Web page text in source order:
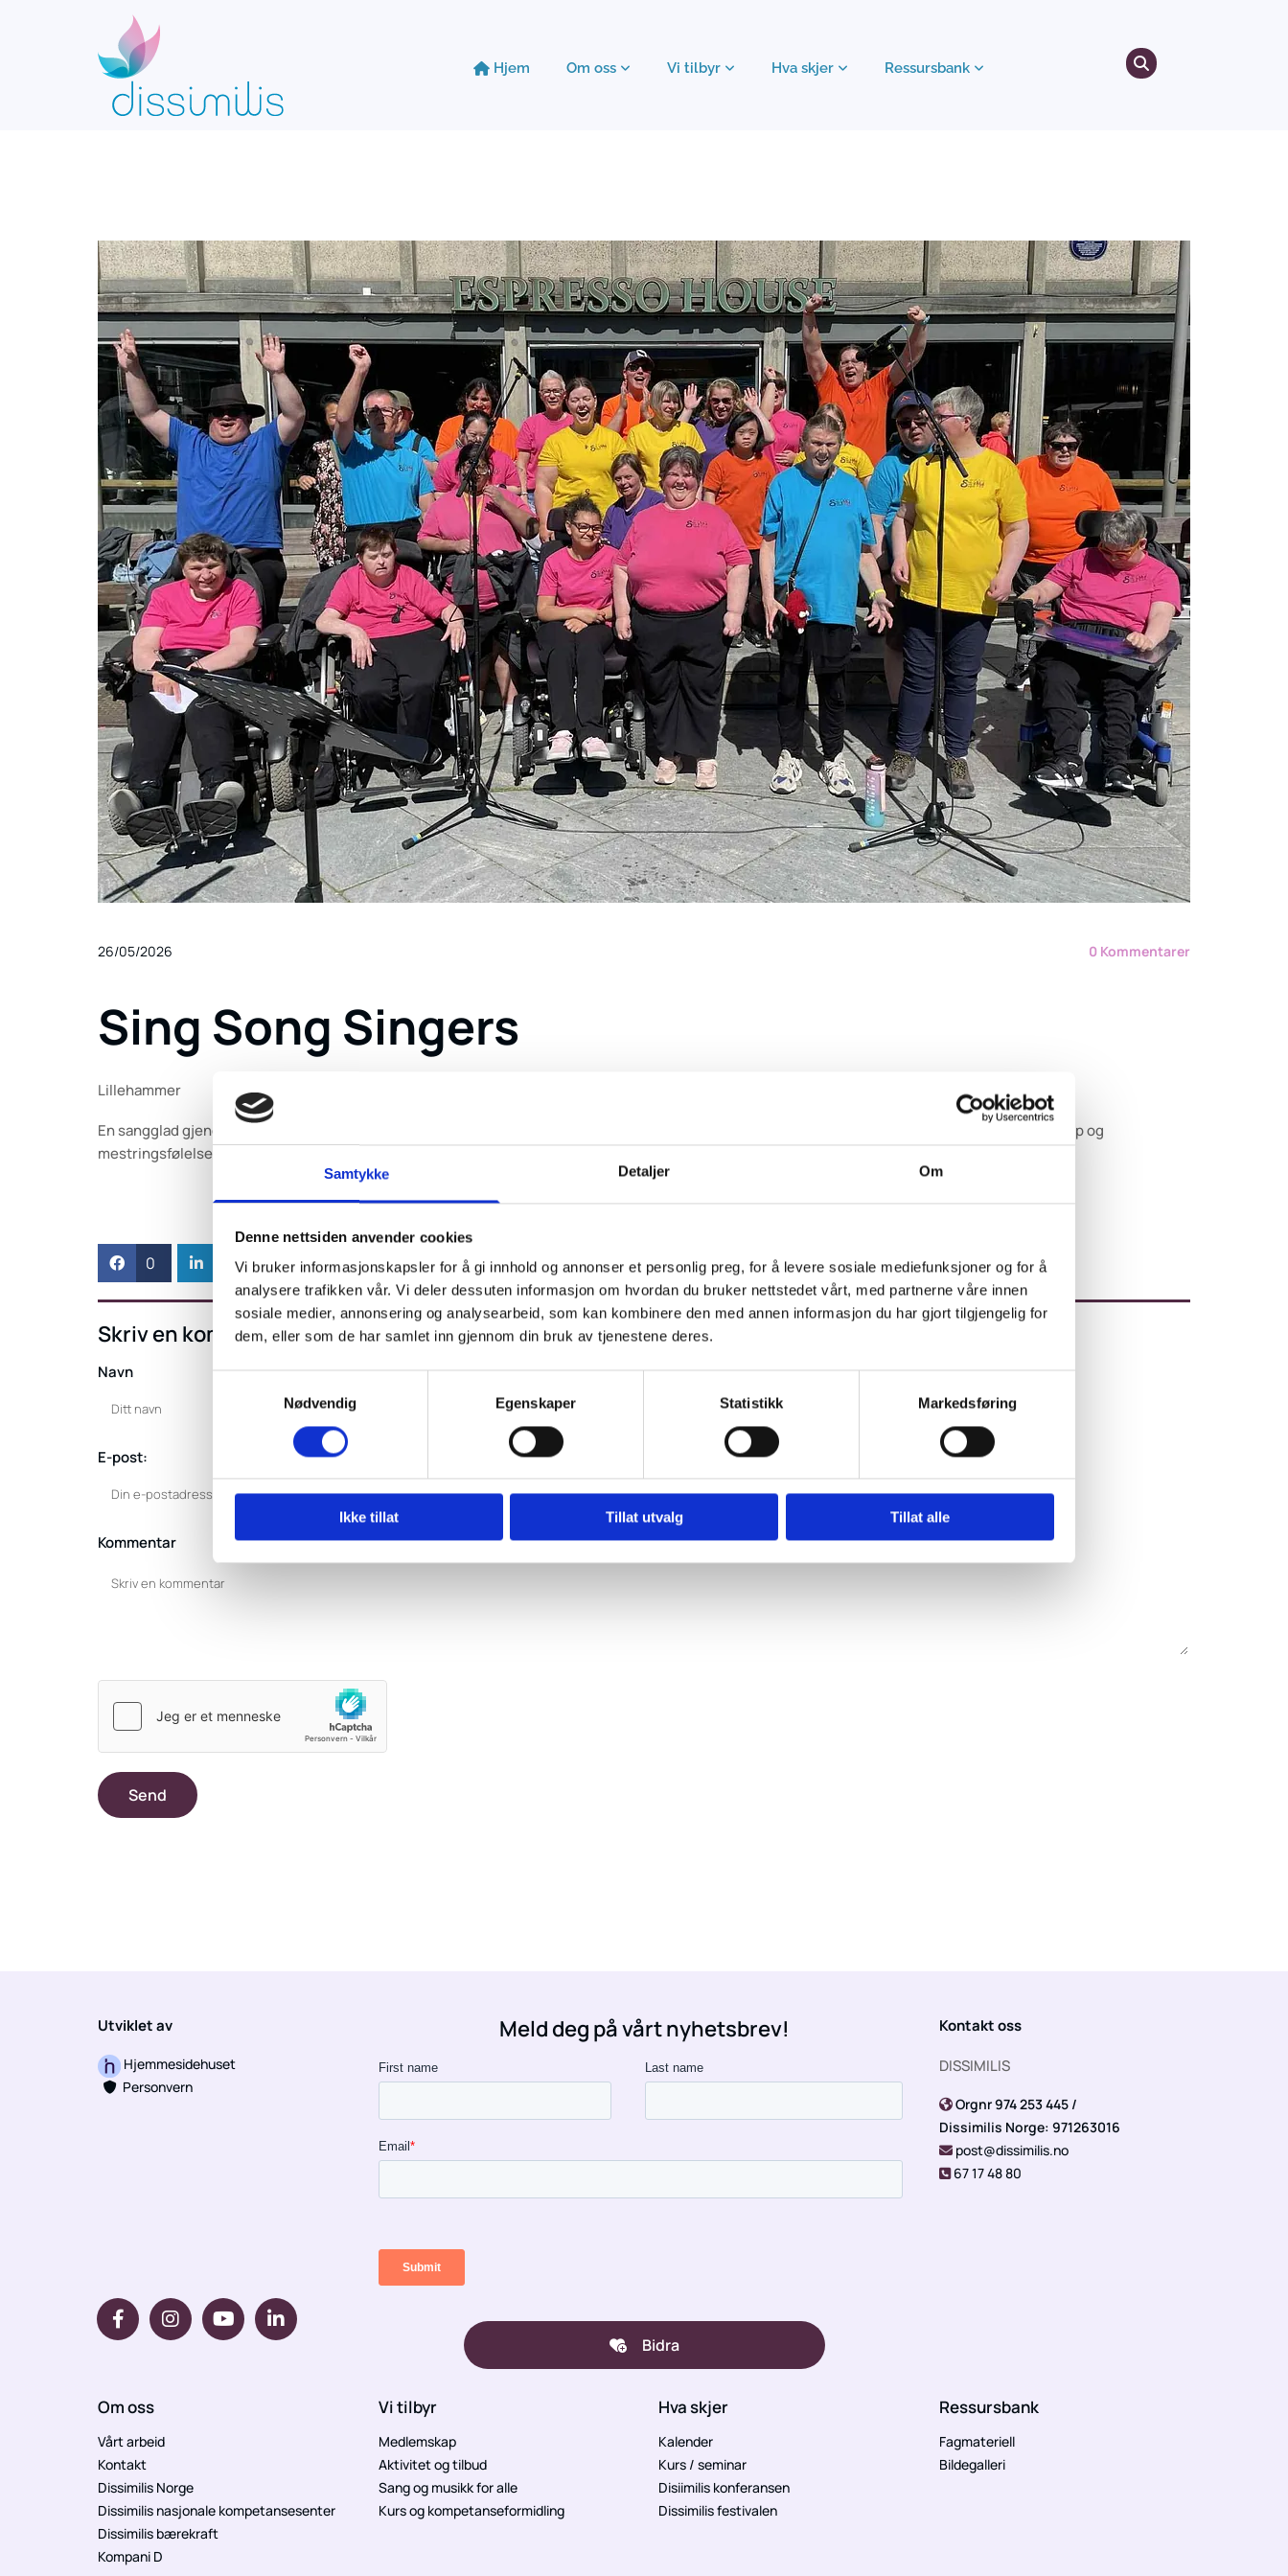
Samtykke Detaljer Om
Denne nettsiden anvender cookies
Vi bruker informasjonskapsler for å gi innhold og annonser et personlig preg, for å levere sosiale mediefunksjoner og for å
analysere trafikken vår. Vi deler dessuten informasjon om hvordan du bruker nettstedet vårt, med partnerne våre innen
sosiale medier, annonsering og analysearbeid, som kan kombinere den med annen informasjon du har gjort tilgjengelig for
dem, eller som de har samlet inn gjennom din bruk av tjenestene deres.
Nødvendig
Egenskaper Statistikk Markedsføring
Ikke tillat Tillat utvalg Tillat alle
Hjem Om oss Vi tilbyr Hva skjer Ressursbank
26/05/2026 0 Kommentarer
Sing Song Singers
Lillehammer
En sangglad gjeng som har det veldig morsomt på øvelser og konserter. Her opplever de samhold, glede, begeirstring, tilhørighet, humor, vennskap og
mestringsfølelse. Her er det ektefølt glede som lett smitter over på publikum
0 Feed
Skriv en kommentar
Navn
E-post:
Kommentar
Utviklet av
Hjemmesidehuset
 Personvern
Meld deg på vårt nyhetsbrev!
Bidra
Kontakt oss
DISSIMILIS
 Orgnr 974 253 445 /
Dissimilis Norge: 971263016
 post@dissimilis.no
 67 17 48 80
Om oss
Vårt arbeid
Kontakt
Dissimilis Norge
Dissimilis nasjonale kompetansesenter
Dissimilis bærekraft
Kompani D
Vi tilbyr
Medlemskap
Aktivitet og tilbud
Sang og musikk for alle
Kurs og kompetanseformidling
Hva skjer
Kalender
Kurs / seminar
Disiimilis konferansen
Dissimilis festivalen
Ressursbank
Fagmateriell
Bildegalleri